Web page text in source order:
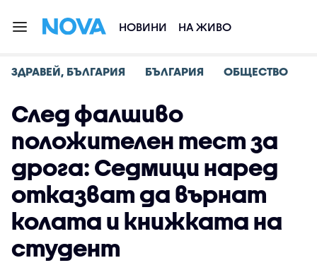
НОВИНИ НА ЖИВО
ЗДРАВЕЙ, БЪЛГАРИЯ БЪЛГАРИЯ ОБЩЕСТВО
След фалшиво
положителен тест за
дрога: Седмици наред
отказват да върнат
колата и книжката на
студент